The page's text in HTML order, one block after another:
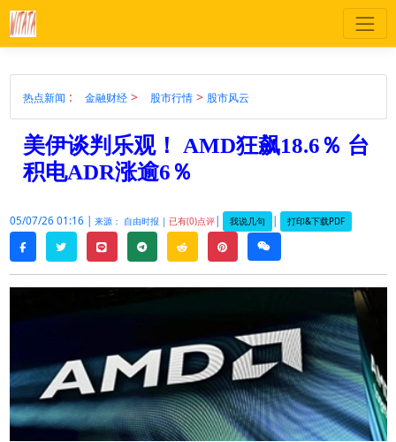
热点新闻 : 金融财经> 股市行情 > 股市风云
美伊谈判乐观！ AMD狂飙18.6％ 台
积电ADR涨逾6％
05/07/26 01:16 | 来源： 自由时报 | 已有(0)点评| 我说几句 | 打印&下载PDF
facebooktwitterline telegramreddit pinterestweixin